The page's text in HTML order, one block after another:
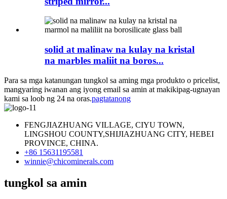
solid at malinaw na kulay na kristal
na marbles maliit na boros...
Para sa mga katanungan tungkol sa aming mga produkto o pricelist,
mangyaring iwanan ang iyong email sa amin at makikipag-ugnayan
kami sa loob ng 24 na oras.pagtatanong
FENGJIAZHUANG VILLAGE, CIYU TOWN,
LINGSHOU COUNTY,SHIJIAZHUANG CITY, HEBEI
PROVINCE, CHINA.
+86 15631195581
winnie@chicominerals.com
tungkol sa amin